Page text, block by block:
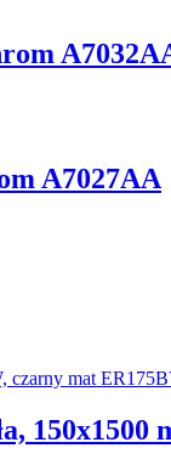
A7027AA
150x1500